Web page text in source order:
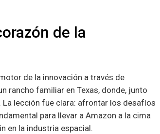
de la
de la innovación a través de
rancho familiar en Texas, donde, junto
La lección fue clara: afrontar los desafíos
para llevar a Amazon a la cima
en la industria espacial.